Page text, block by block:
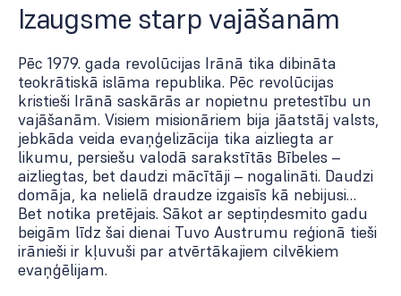
Izaugsme starp vajāšanām
Pēc 1979. gada revolūcijas Irānā tika dibināta
teokrātiskā islāma republika. Pēc revolūcijas
kristieši Irānā saskārās ar nopietnu pretestību un
vajāšanām. Visiem misionāriem bija jāatstāj valsts,
jebkāda veida evaņģelizācija tika aizliegta ar
likumu, persiešu valodā sarakstītās Bībeles –
aizliegtas, bet daudzi mācītāji – nogalināti. Daudzi
domāja, ka nelielā draudze izgaisīs kā nebijusi…
Bet notika pretējais. Sākot ar septiņdesmito gadu
beigām līdz šai dienai Tuvo Austrumu reģionā tieši
irānieši ir kļuvuši par atvērtākajiem cilvēkiem
evaņģēlijam.